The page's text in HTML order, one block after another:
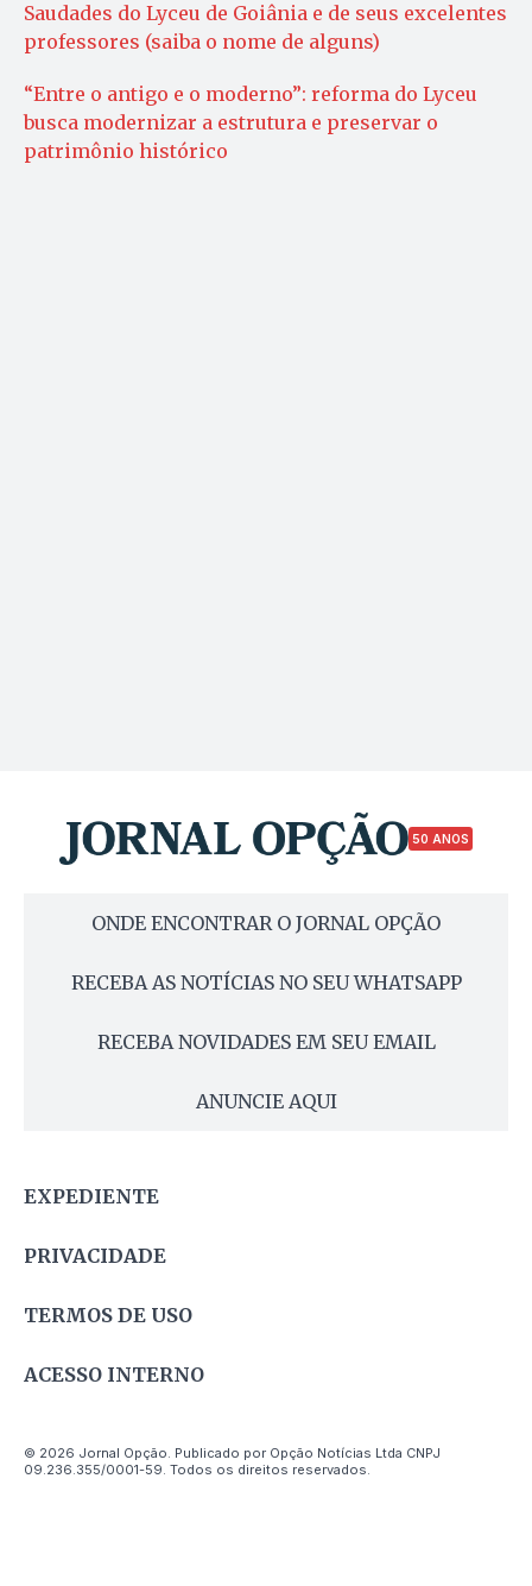
Saudades do Lyceu de Goiânia e de seus excelentes
professores (saiba o nome de alguns)
“Entre o antigo e o moderno”: reforma do Lyceu
busca modernizar a estrutura e preservar o
patrimônio histórico
50 ANOS
ONDE ENCONTRAR O JORNAL OPÇÃO
RECEBA AS NOTÍCIAS NO SEU WHATSAPP
RECEBA NOVIDADES EM SEU EMAIL
ANUNCIE AQUI
EXPEDIENTE
PRIVACIDADE
TERMOS DE USO
ACESSO INTERNO
© 2026 Jornal Opção. Publicado por Opção Notícias Ltda CNPJ
09.236.355/0001-59. Todos os direitos reservados.